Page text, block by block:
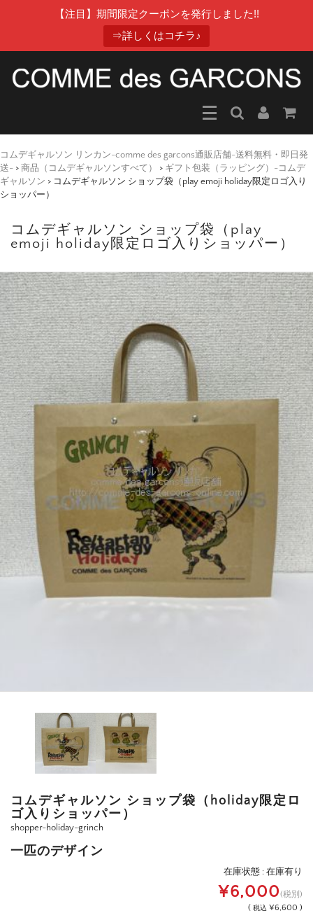
【注目】期間限定クーポンを発行しました!!
⇒詳しくはコチラ♪
コムデギャルソン リンカン-comme des garcons通販店舗-送料無料・即日発
送- > 商品（コムデギャルソンすべて） > ギフト包装（ラッピング）-コムデ
ギャルソン > コムデギャルソン ショップ袋（play emoji holiday限定ロゴ入り
ショッパー）
コムデギャルソン ショップ袋（play
emoji holiday限定ロゴ入りショッパー）
コムデギャルソン ショップ袋（holiday限定ロ
ゴ入りショッパー）
shopper-holiday-grinch
一匹のデザイン
在庫状態 : 在庫有り
¥6,000(税別)
( 税込 ¥6,600 )